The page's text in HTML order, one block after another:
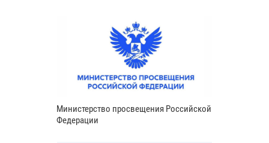
Министерство просвещения Российской
Федерации